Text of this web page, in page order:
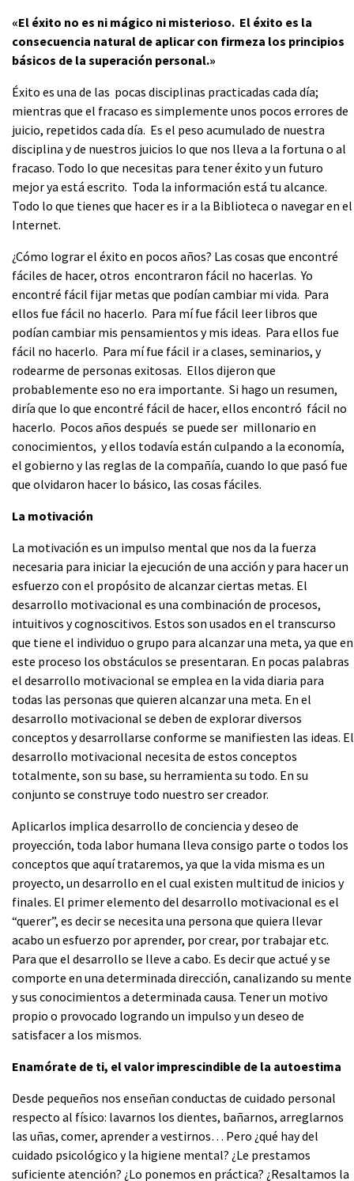
«El éxito no es ni mágico ni misterioso. El éxito es la
consecuencia natural de aplicar con firmeza los principios
básicos de la superación personal.»
Éxito es una de las pocas disciplinas practicadas cada día;
mientras que el fracaso es simplemente unos pocos errores de
juicio, repetidos cada día. Es el peso acumulado de nuestra
disciplina y de nuestros juicios lo que nos lleva a la fortuna o al
fracaso. Todo lo que necesitas para tener éxito y un futuro
mejor ya está escrito. Toda la información está tu alcance.
Todo lo que tienes que hacer es ir a la Biblioteca o navegar en el
Internet.
¿Cómo lograr el éxito en pocos años? Las cosas que encontré
fáciles de hacer, otros encontraron fácil no hacerlas. Yo
encontré fácil fijar metas que podían cambiar mi vida. Para
ellos fue fácil no hacerlo. Para mí fue fácil leer libros que
podían cambiar mis pensamientos y mis ideas. Para ellos fue
fácil no hacerlo. Para mí fue fácil ir a clases, seminarios, y
rodearme de personas exitosas. Ellos dijeron que
probablemente eso no era importante. Si hago un resumen,
diría que lo que encontré fácil de hacer, ellos encontró fácil no
hacerlo. Pocos años después se puede ser millonario en
conocimientos, y ellos todavía están culpando a la economía,
el gobierno y las reglas de la compañía, cuando lo que pasó fue
que olvidaron hacer lo básico, las cosas fáciles.
La motivación
La motivación es un impulso mental que nos da la fuerza
necesaria para iniciar la ejecución de una acción y para hacer un
esfuerzo con el propósito de alcanzar ciertas metas. El
desarrollo motivacional es una combinación de procesos,
intuitivos y cognoscitivos. Estos son usados en el transcurso
que tiene el individuo o grupo para alcanzar una meta, ya que en
este proceso los obstáculos se presentaran. En pocas palabras
el desarrollo motivacional se emplea en la vida diaria para
todas las personas que quieren alcanzar una meta. En el
desarrollo motivacional se deben de explorar diversos
conceptos y desarrollarse conforme se manifiesten las ideas. El
desarrollo motivacional necesita de estos conceptos
totalmente, son su base, su herramienta su todo. En su
conjunto se construye todo nuestro ser creador.
Aplicarlos implica desarrollo de conciencia y deseo de
proyección, toda labor humana lleva consigo parte o todos los
conceptos que aquí trataremos, ya que la vida misma es un
proyecto, un desarrollo en el cual existen multitud de inicios y
finales. El primer elemento del desarrollo motivacional es el
“querer”, es decir se necesita una persona que quiera llevar
acabo un esfuerzo por aprender, por crear, por trabajar etc.
Para que el desarrollo se lleve a cabo. Es decir que actué y se
comporte en una determinada dirección, canalizando su mente
y sus conocimientos a determinada causa. Tener un motivo
propio o provocado logrando un impulso y un deseo de
satisfacer a los mismos.
Enamórate de ti, el valor imprescindible de la autoestima
Desde pequeños nos enseñan conductas de cuidado personal
respecto al físico: lavarnos los dientes, bañarnos, arreglarnos
las uñas, comer, aprender a vestirnos… Pero ¿qué hay del
cuidado psicológico y la higiene mental? ¿Le prestamos
suficiente atención? ¿Lo ponemos en práctica? ¿Resaltamos la